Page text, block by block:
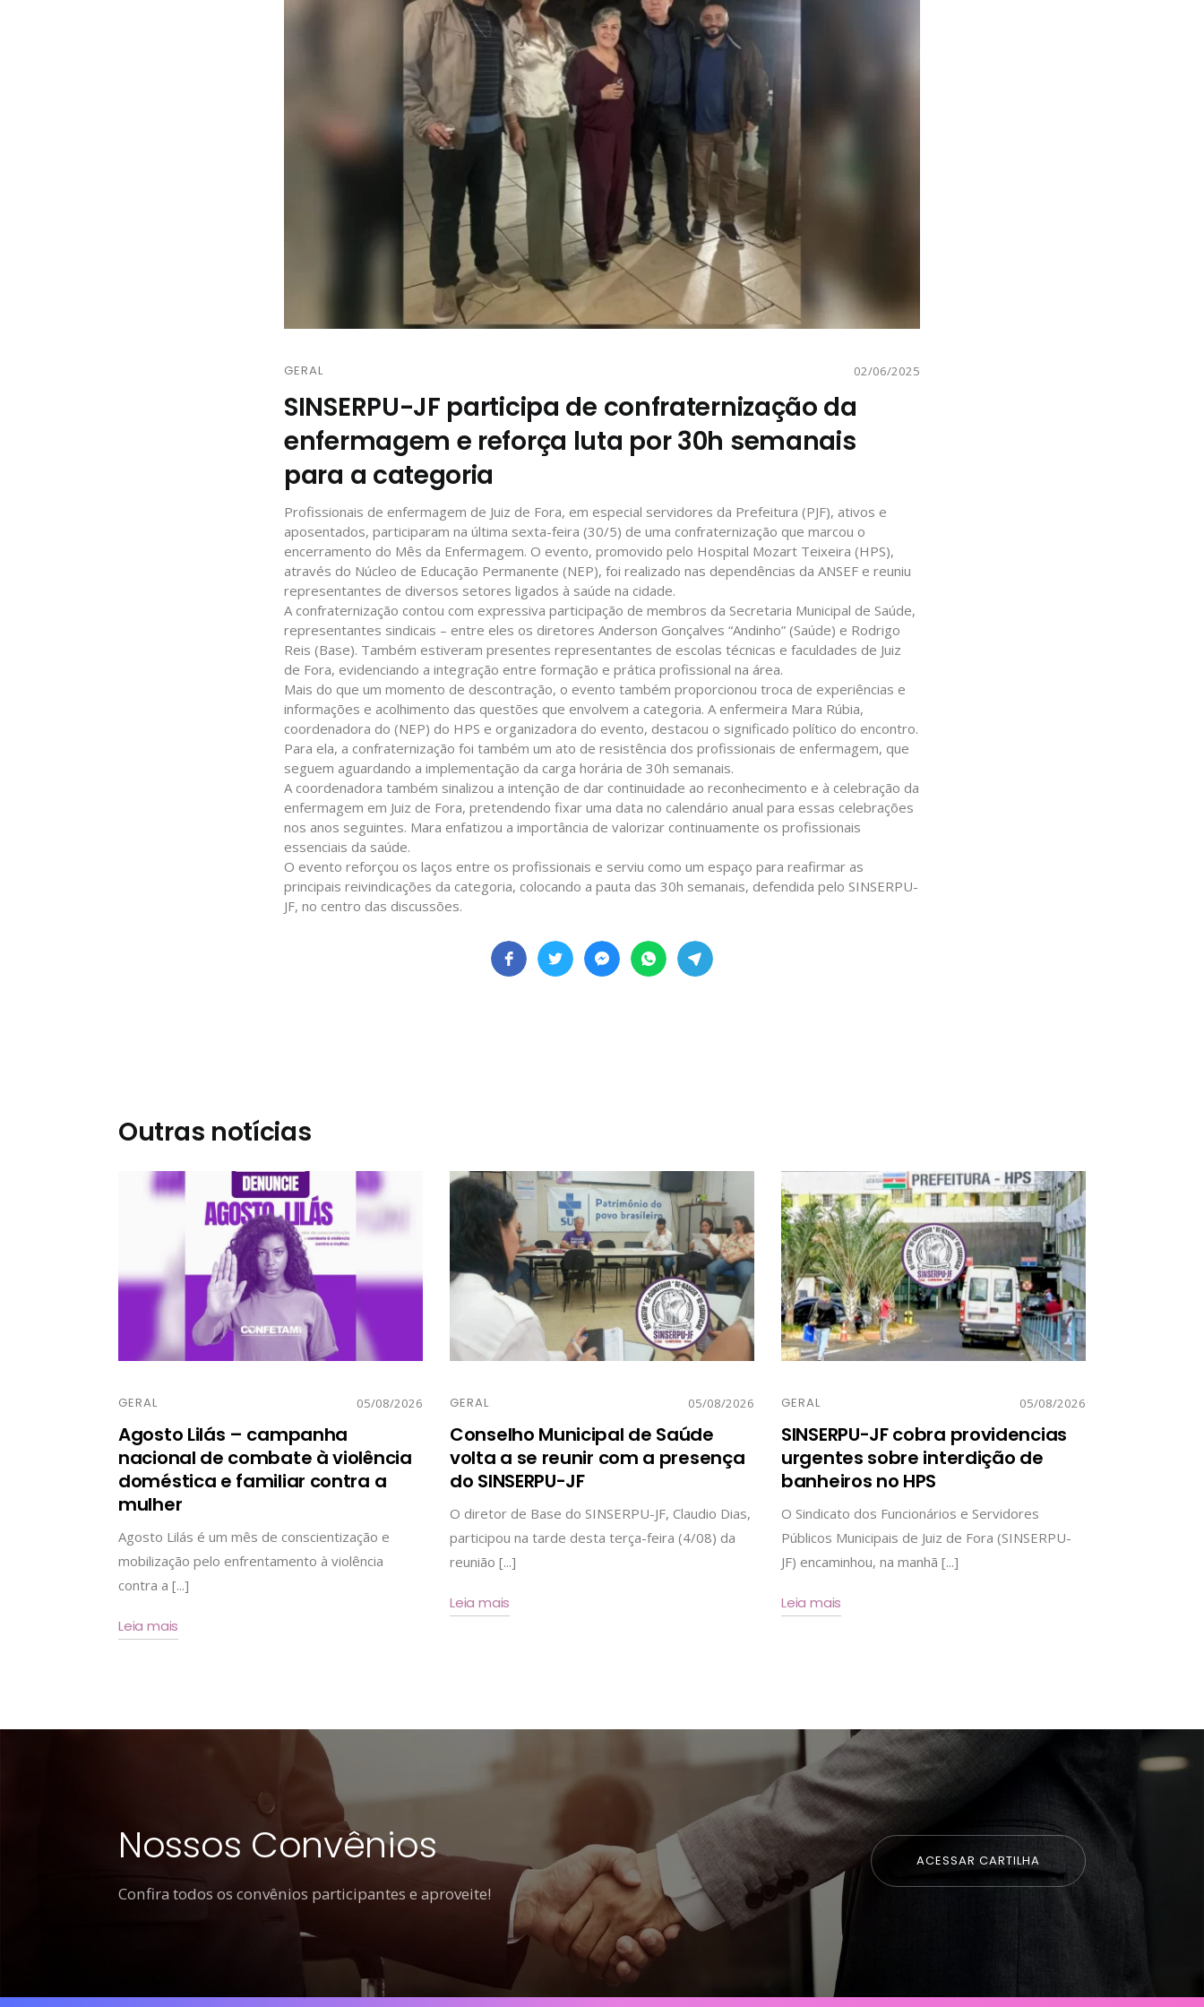
GERAL 02/06/2025
SINSERPU-JF participa de confraternização da
enfermagem e reforça luta por 30h semanais
para a categoria
Profissionais de enfermagem de Juiz de Fora, em especial servidores da Prefeitura (PJF), ativos e
aposentados, participaram na última sexta-feira (30/5) de uma confraternização que marcou o
encerramento do Mês da Enfermagem. O evento, promovido pelo Hospital Mozart Teixeira (HPS),
através do Núcleo de Educação Permanente (NEP), foi realizado nas dependências da ANSEF e reuniu
representantes de diversos setores ligados à saúde na cidade.
A confraternização contou com expressiva participação de membros da Secretaria Municipal de Saúde,
representantes sindicais – entre eles os diretores Anderson Gonçalves “Andinho” (Saúde) e Rodrigo
Reis (Base). Também estiveram presentes representantes de escolas técnicas e faculdades de Juiz
de Fora, evidenciando a integração entre formação e prática profissional na área.
Mais do que um momento de descontração, o evento também proporcionou troca de experiências e
informações e acolhimento das questões que envolvem a categoria. A enfermeira Mara Rúbia,
coordenadora do (NEP) do HPS e organizadora do evento, destacou o significado político do encontro.
Para ela, a confraternização foi também um ato de resistência dos profissionais de enfermagem, que
seguem aguardando a implementação da carga horária de 30h semanais.
A coordenadora também sinalizou a intenção de dar continuidade ao reconhecimento e à celebração da
enfermagem em Juiz de Fora, pretendendo fixar uma data no calendário anual para essas celebrações
nos anos seguintes. Mara enfatizou a importância de valorizar continuamente os profissionais
essenciais da saúde.
O evento reforçou os laços entre os profissionais e serviu como um espaço para reafirmar as
principais reivindicações da categoria, colocando a pauta das 30h semanais, defendida pelo SINSERPU-
JF, no centro das discussões.
Outras notícias
GERAL 05/08/2026
Agosto Lilás – campanha
nacional de combate à violência
doméstica e familiar contra a
mulher
Agosto Lilás é um mês de conscientização e
mobilização pelo enfrentamento à violência
contra a [...]
Leia mais
GERAL 05/08/2026
Conselho Municipal de Saúde
volta a se reunir com a presença
do SINSERPU-JF
O diretor de Base do SINSERPU-JF, Claudio Dias,
participou na tarde desta terça-feira (4/08) da
reunião [...]
Leia mais
GERAL 05/08/2026
SINSERPU-JF cobra providencias
urgentes sobre interdição de
banheiros no HPS
O Sindicato dos Funcionários e Servidores
Públicos Municipais de Juiz de Fora (SINSERPU-
JF) encaminhou, na manhã [...]
Leia mais
Nossos Convênios
Confira todos os convênios participantes e aproveite!
ACESSAR CARTILHA